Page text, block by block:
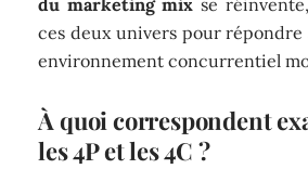
du marketing mix se
ces deux univers pour répondre
environnement concurrentiel
À quoi correspondent
les 4P et les 4C ?